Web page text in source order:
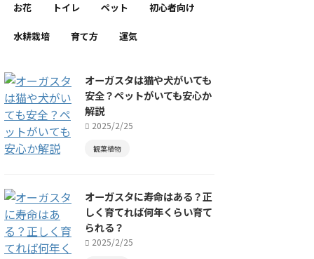
お花 トイレ ペット 初心者向け
水耕栽培 育て方 運気
オーガスタは猫や犬がいても
安全？ペットがいても安心か
解説
2025/2/25
観葉植物
オーガスタに寿命はある？正
しく育てれば何年くらい育て
られる？
2025/2/25